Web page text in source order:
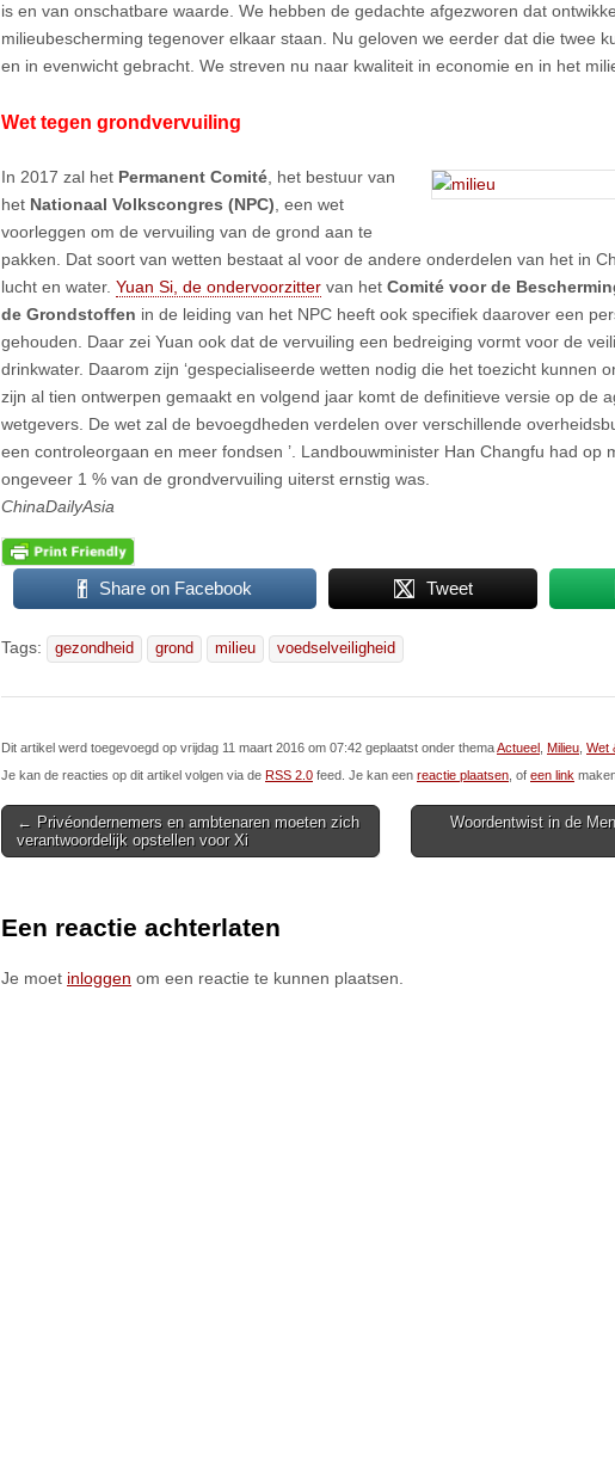
is en van onschatbare waarde. We hebben de gedachte afgezworen dat
milieubescherming tegenover elkaar staan. Nu geloven we eerder dat die twee
en in evenwicht gebracht. We streven nu naar kwaliteit in economie en in het
Wet tegen grondvervuiling
In 2017 zal het Permanent Comité , het bestuur van
het Nationaal Volkscongres (NPC) , een wet
voorleggen om de vervuiling van de grond aan te
pakken. Dat soort van wetten bestaat al voor de andere onderdelen van het in
lucht en water. Yuan Si, de ondervoorzitter van het Comité voor de
de Grondstoffen in de leiding van het NPC heeft ook specifiek daarover een
gehouden. Daar zei Yuan ook dat de vervuiling een bedreiging vormt voor de
drinkwater. Daarom zijn ‘gespecialiseerde wetten nodig die het toezicht kunnen
zijn al tien ontwerpen gemaakt en volgend jaar komt de definitieve versie op de
wetgevers. De wet zal de bevoegdheden verdelen over verschillende
een controleorgaan en meer fondsen ’. Landbouwminister Han Changfu had op
ongeveer 1 % van de grondvervuiling uiterst ernstig was.
ChinaDailyAsia
Share on Facebook Tweet
Tags: gezondheid grond milieu voedselveiligheid
Dit artikel werd toegevoegd op vrijdag 11 maart 2016 om 07:42 geplaatst onder themaActueel Milieu Wet
Je kan de reacties op dit artikel volgen via de RSS 2.0 feed. Je kan een reactie plaatsen , of een link
Post
navigation
← Privéondernemers en ambtenaren moeten zich
verantwoordelijk opstellen voor Xi
Woordentwist in de
Een reactie achterlaten
Je moet inloggen om een reactie te kunnen plaatsen.